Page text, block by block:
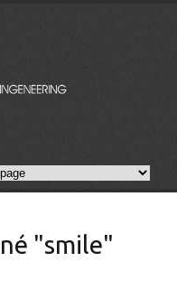
"smile"